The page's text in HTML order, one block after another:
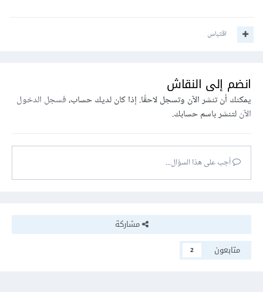
اقتباس
انضم إلى النقاش
يمكنك أن تنشر الآن وتسجل لاحقًا. إذا كان لديك حساب،فسجل الدخول
الآنلتنشر باسم حسابك.
أجب على هذا السؤال...
مشاركة
متابعون
2